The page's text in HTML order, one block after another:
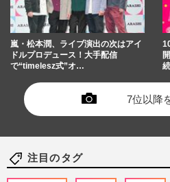
嵐・松本潤、ライブ演出の次はアイ
ドルプロデュース！大手配信
で“timelesz式”オ…
7位以降
注目のタグ